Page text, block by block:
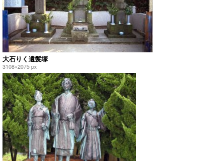
大石りく遺髪塚
3108×2075 px